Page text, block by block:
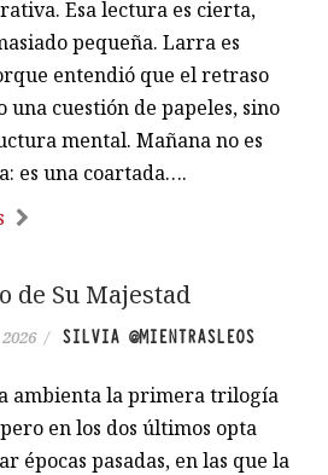
Esa lectura es cierta,
pequeña. Larra es
entendió que el retraso
una cuestión de papeles, sino
mental. Mañana no es
es una coartada….
de Su Majestad
/ SILVIA @MIENTRASLEOS
ambienta la primera trilogía
en los dos últimos opta
épocas pasadas, en las que la